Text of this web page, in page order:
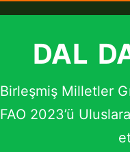
DAL
Birleşmiş Milletler
FAO 2023’ü